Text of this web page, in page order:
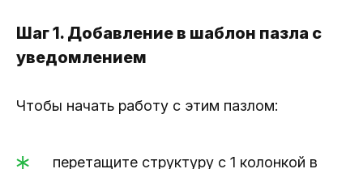
Шаг 1. Добавление в шаблон пазла с
уведомлением
Чтобы начать работу с этим пазлом:
перетащите структуру с 1 колонкой в